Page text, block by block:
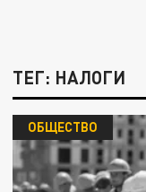
ТЕГ: НАЛОГИ
ОБЩЕСТВО